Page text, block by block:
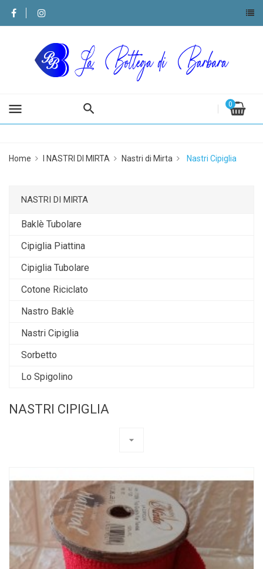
menu 0
Home I NASTRI DI MIRTA Nastri di Mirta Nastri Cipiglia
NASTRI DI MIRTA
Baklè Tubolare
Cipiglia Piattina
Cipiglia Tubolare
Cotone Riciclato
Nastro Baklè
Nastri Cipiglia
Sorbetto
Lo Spigolino
NASTRI CIPIGLIA
arrow_drop_down